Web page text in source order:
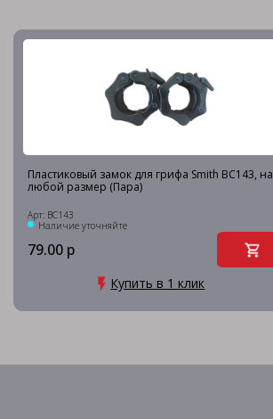
Пластиковый замок для грифа Smith BC143, на
любой размер (Пара)
Арт: BC143
Наличие уточняйте
79.00 р
Купить в 1 клик